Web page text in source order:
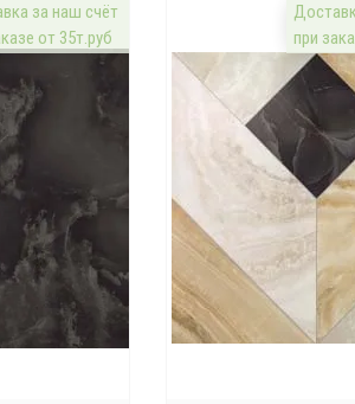
за наш счёт
от 35т.руб
при